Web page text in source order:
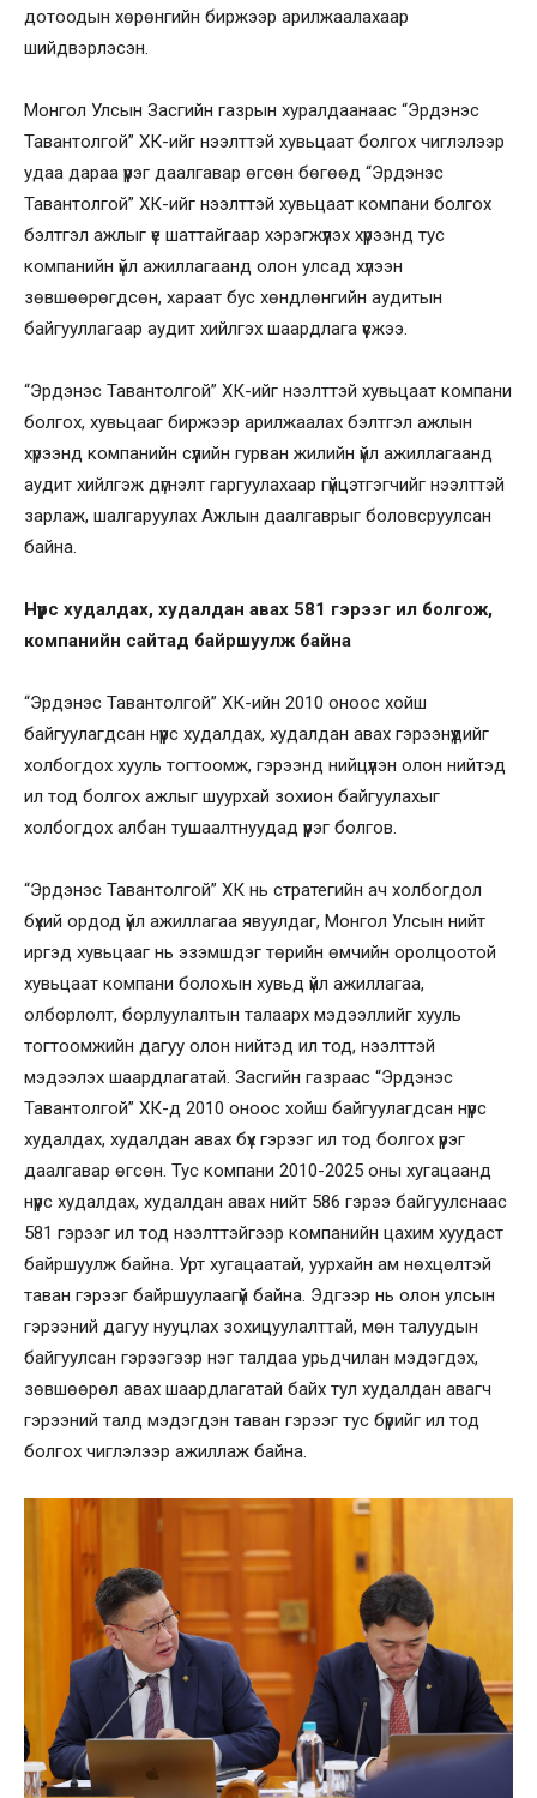
дотоодын хөрөнгийн биржээр арилжаалахаар
шийдвэрлэсэн.
Монгол Улсын Засгийн газрын хуралдаанаас “Эрдэнэс
Тавантолгой” ХК-ийг нээлттэй хувьцаат болгох чиглэлээр
удаа дараа үүрэг даалгавар өгсөн бөгөөд “Эрдэнэс
Тавантолгой” ХК-ийг нээлттэй хувьцаат компани болгох
бэлтгэл ажлыг үе шаттайгаар хэрэгжүүлэх хүрээнд тус
компанийн үйл ажиллагаанд олон улсад хүлээн
зөвшөөрөгдсөн, хараат бус хөндлөнгийн аудитын
байгууллагаар аудит хийлгэх шаардлага үүсжээ.
“Эрдэнэс Тавантолгой” ХК-ийг нээлттэй хувьцаат компани
болгох, хувьцааг биржээр арилжаалах бэлтгэл ажлын
хүрээнд компанийн сүүлийн гурван жилийн үйл ажиллагаанд
аудит хийлгэж дүгнэлт гаргуулахаар гүйцэтгэгчийг нээлттэй
зарлаж, шалгаруулах Ажлын даалгаврыг боловсруулсан
байна.
Нүүрс худалдах, худалдан авах 581 гэрээг ил болгож,
компанийн сайтад байршуулж байна
“Эрдэнэс Тавантолгой” ХК-ийн 2010 оноос хойш
байгуулагдсан нүүрс худалдах, худалдан авах гэрээнүүдийг
холбогдох хууль тогтоомж, гэрээнд нийцүүлэн олон нийтэд
ил тод болгох ажлыг шуурхай зохион байгуулахыг
холбогдох албан тушаалтнуудад үүрэг болгов.
“Эрдэнэс Тавантолгой” ХК нь стратегийн ач холбогдол
бүхий ордод үйл ажиллагаа явуулдаг, Монгол Улсын нийт
иргэд хувьцааг нь эзэмшдэг төрийн өмчийн оролцоотой
хувьцаат компани болохын хувьд үйл ажиллагаа,
олборлолт, борлуулалтын талаарх мэдээллийг хууль
тогтоомжийн дагуу олон нийтэд ил тод, нээлттэй
мэдээлэх шаардлагатай. Засгийн газраас “Эрдэнэс
Тавантолгой” ХК-д 2010 оноос хойш байгуулагдсан нүүрс
худалдах, худалдан авах бүх гэрээг ил тод болгох үүрэг
даалгавар өгсөн. Тус компани 2010-2025 оны хугацаанд
нүүрс худалдах, худалдан авах нийт 586 гэрээ байгуулснаас
581 гэрээг ил тод нээлттэйгээр компанийн цахим хуудаст
байршуулж байна. Урт хугацаатай, уурхайн ам нөхцөлтэй
таван гэрээг байршуулаагүй байна. Эдгээр нь олон улсын
гэрээний дагуу нууцлах зохицуулалттай, мөн талуудын
байгуулсан гэрээгээр нэг талдаа урьдчилан мэдэгдэх,
зөвшөөрөл авах шаардлагатай байх тул худалдан авагч
гэрээний талд мэдэгдэн таван гэрээг тус бүрийг ил тод
болгох чиглэлээр ажиллаж байна.